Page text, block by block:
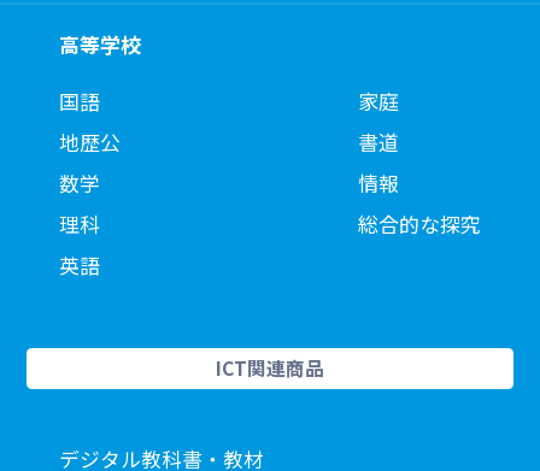
高等学校
国語
地歴公
数学
理科
英語
家庭
書道
情報
総合的な探究
ICT関連商品
デジタル教科書・教材